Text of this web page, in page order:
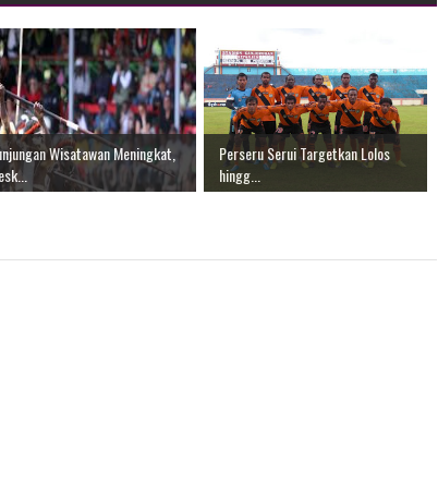
Wisatawan Meningkat,
Perseru Serui Targetkan Lolos
hingg...